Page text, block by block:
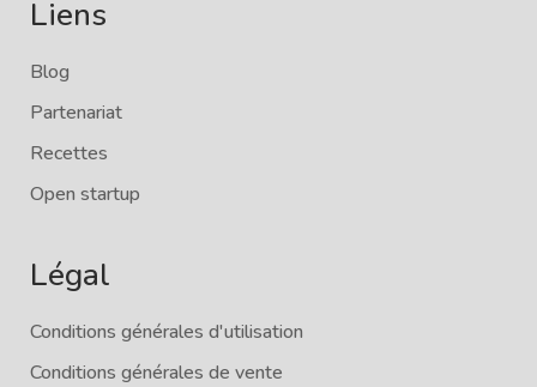
Liens
Blog
Partenariat
Recettes
Open startup
Légal
Conditions générales d'utilisation
Conditions générales de vente